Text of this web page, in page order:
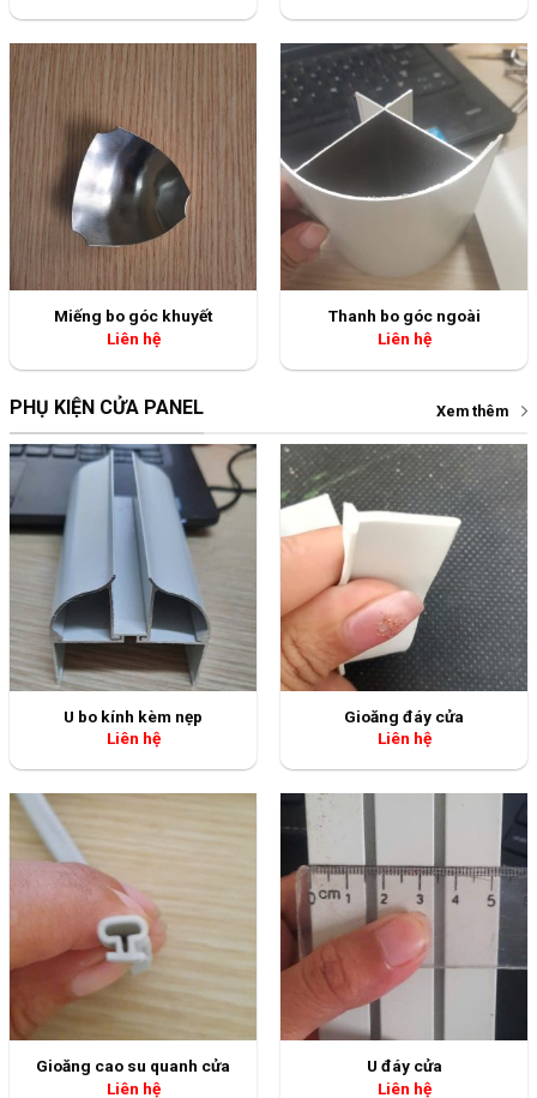
Miếng bo góc khuyết
Liên hệ
Thanh bo góc ngoài
Liên hệ
PHỤ KIỆN CỬA PANEL Xem thêm
U bo kính kèm nẹp
Liên hệ
Gioăng đáy cửa
Liên hệ
Gioăng cao su quanh cửa
Liên hệ
U đáy cửa
Liên hệ